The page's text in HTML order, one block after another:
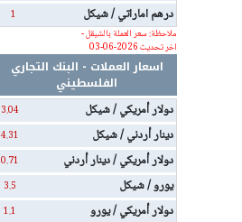
درهم اماراتي / شيكل
1
ملاحظة: سعر العملة بالشيقل -
اخر تحديث 2026-06-03
اسعار العملات - البنك التجاري
الفلسطيني
دولار أمريكي / شيكل
3.04
دينار أردني / شيكل 4.31
دولار أمريكي / دينار أردني 0.71
يورو / شيكل 3.5
دولار أمريكي / يورو 1.1